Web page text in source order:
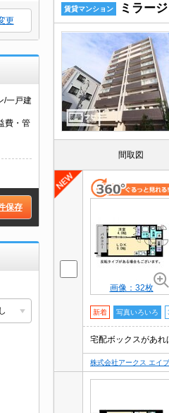
更
/一戸建
費・管
保存
賃貸マンション ミラー
間取図
画像：32枚
新着 写真いろいろ
株式会社アークス エイ